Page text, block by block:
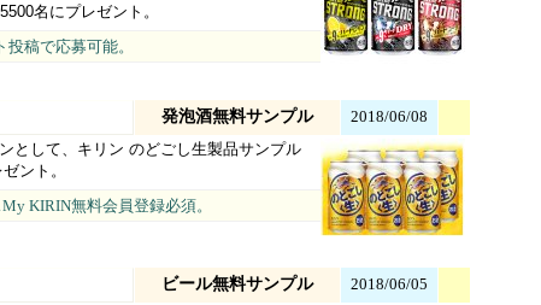
名にプレゼント。
稿で応募可能。
発泡酒無料サンプル
2018/06/08
として、キリン のどごし生製品サンプル
ント。
KIRIN無料会員登録必須。
ビール無料サンプル
2018/06/05